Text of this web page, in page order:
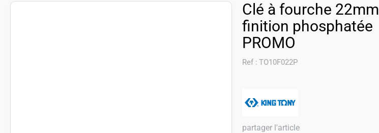
Clé à fourche 22mm
finition phosphatée
PROMO
Ref : TO10F022P
partager l'article